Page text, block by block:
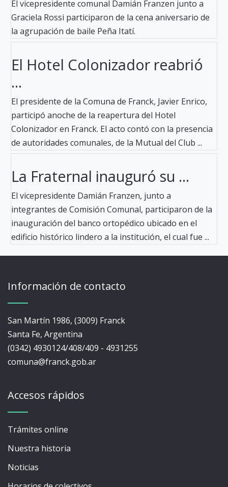
El vicepresidente comunal Damián Franzen junto a
Graciela Rossi participaron de la cena aniversario de
la agrupación de baile Peña Itatí.
El Hotel Colonizador reabrió
...
El presidente de la Comuna de Franck, Javier Enrico,
participó anoche de la reapertura del Hotel
Colonizador en Franck. El acto contó con la presencia
de autoridades comunales, de la Mutual del Club ...
La Fraternal inauguró su ...
El vicepresidente Damián Franzen, junto a
integrantes de Comisión Comunal, participaron de la
inauguración del banco ortopédico ubicado en el
edificio histórico lindero a la institución, el cual fue ...
Información de contacto
San Martín 1986, (3009) Franck
Santa Fe, Argentina
(0342) 4930124/408/409 - 4931255
comuna@franck.gob.ar
Accesos rápidos
Trámites online
Nuestra historia
Noticias